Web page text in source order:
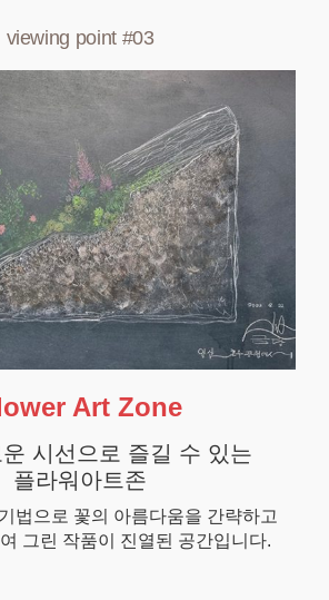
viewing point #03
Art Zone
시선으로 즐길 수 있는
플라워아트존
법으로 꽃의 아름다움을 간략하고
그린 작품이 진열된 공간입니다.